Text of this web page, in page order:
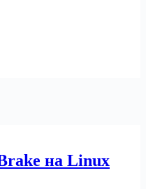
на Linux